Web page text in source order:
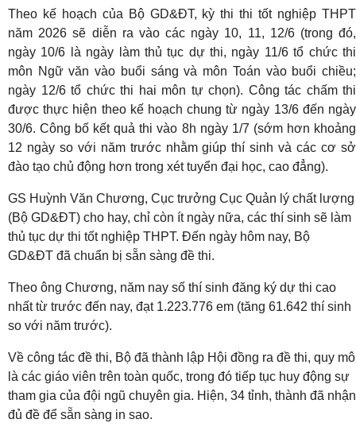
Theo kế hoạch của Bộ GD&ĐT, kỳ thi thi tốt nghiệp THPT
năm 2026 sẽ diễn ra vào các ngày 10, 11, 12/6 (trong đó,
ngày 10/6 là ngày làm thủ tục dự thi, ngày 11/6 tổ chức thi
môn Ngữ văn vào buổi sáng và môn Toán vào buổi chiều;
ngày 12/6 tổ chức thi hai môn tự chọn). Công tác chấm thi
được thực hiện theo kế hoạch chung từ ngày 13/6 đến ngày
30/6. Công bố kết quả thi vào 8h ngày 1/7 (sớm hơn khoảng
12 ngày so với năm trước nhằm giúp thí sinh và các cơ sở
đào tạo chủ động hơn trong xét tuyển đại học, cao đẳng).
GS Huỳnh Văn Chương, Cục trưởng Cục Quản lý chất lượng
(Bộ GD&ĐT) cho hay, chỉ còn ít ngày nữa, các thí sinh sẽ làm
thủ tục dự thi tốt nghiệp THPT. Đến ngày hôm nay, Bộ
GD&ĐT đã chuẩn bị sẵn sàng đề thi.
Theo ông Chương, năm nay số thí sinh đăng ký dự thi cao
nhất từ trước đến nay, đạt 1.223.776 em (tăng 61.642 thí sinh
so với năm trước).
Về công tác đề thi, Bộ đã thành lập Hội đồng ra đề thi, quy mô
là các giáo viên trên toàn quốc, trong đó tiếp tục huy động sự
tham gia của đội ngũ chuyên gia. Hiện, 34 tỉnh, thành đã nhận
đủ đề để sẵn sàng in sao.